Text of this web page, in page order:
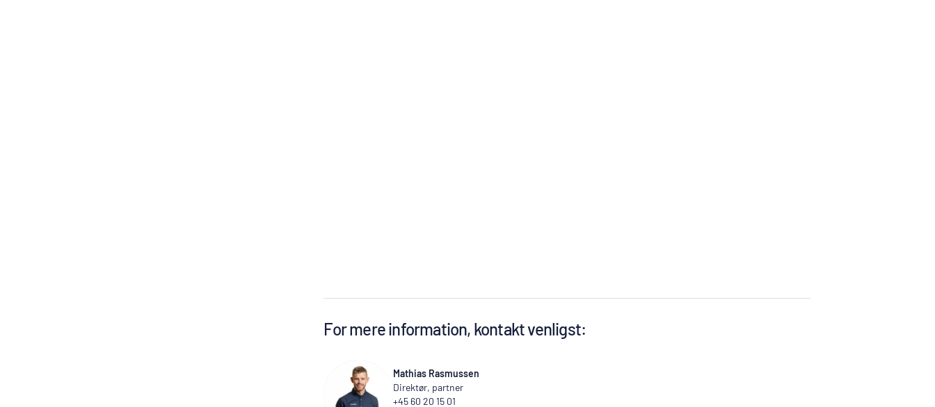
For mere information, kontakt venligst:
Mathias Rasmussen
Direktør, partner
+45 60 20 15 01